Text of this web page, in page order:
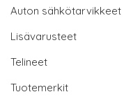
Auton sähkötarvikkeet
Lisävarusteet
Telineet
Tuotemerkit